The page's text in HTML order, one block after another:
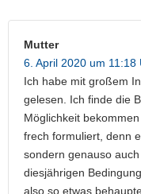
Mutter
6. April 2020 um 11:18
Ich habe mit großem
gelesen. Ich finde die
Möglichkeit
frech formuliert, denn
sondern genauso
diesjährigen
also so etwas